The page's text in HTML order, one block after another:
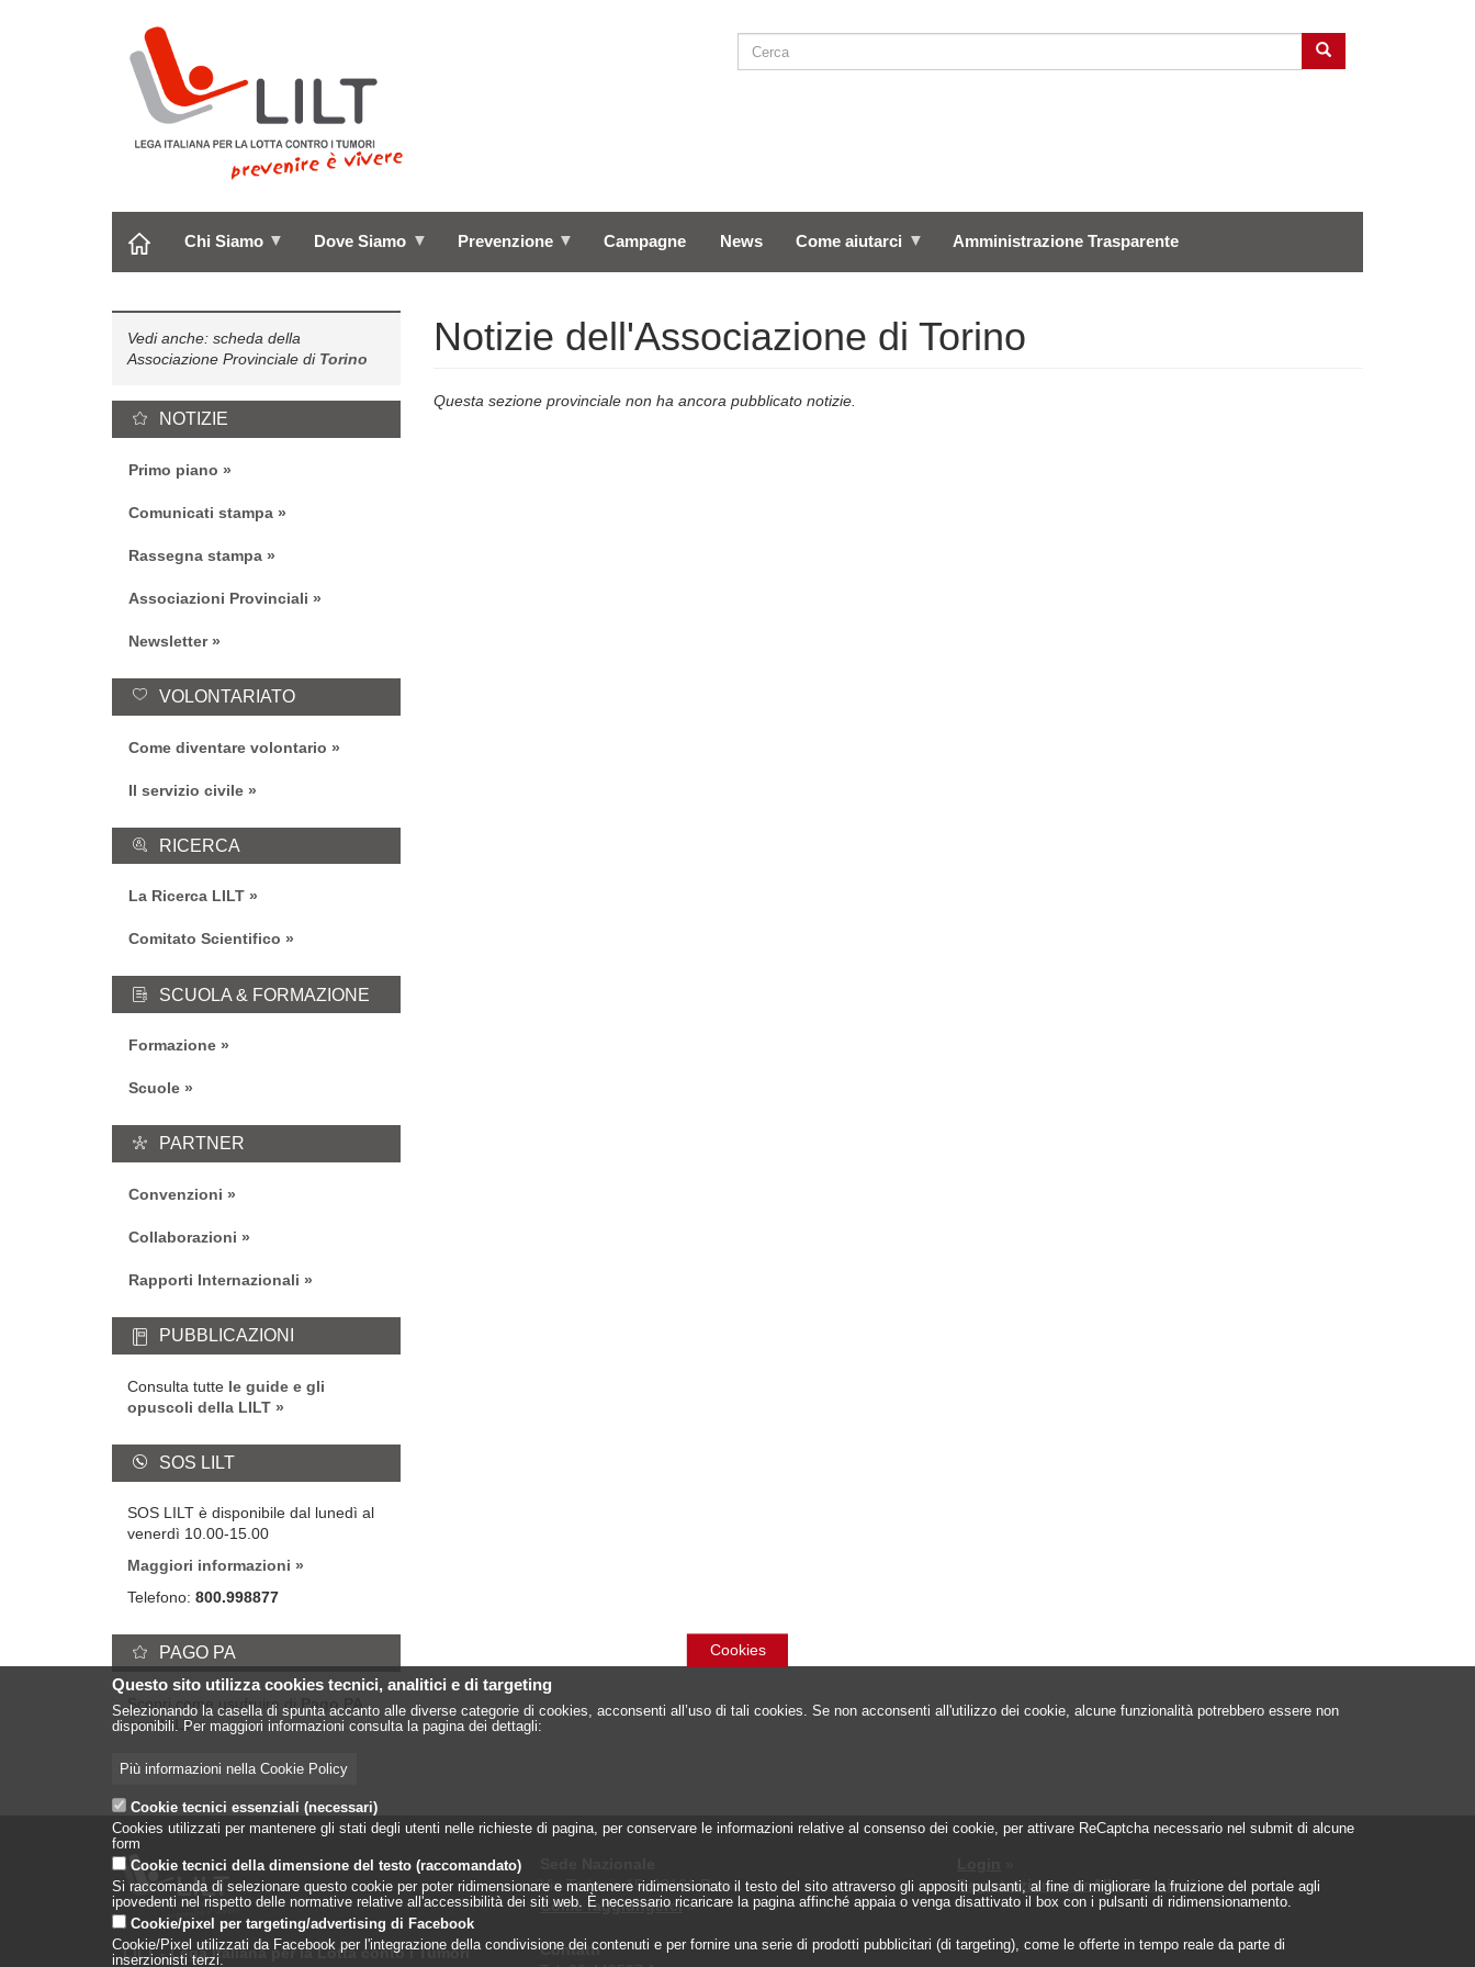
SEARCH Cerca
Chi Siamo Dove Siamo Prevenzione Campagne News Come aiutarci Amministrazione Trasparente
Vedi anche: scheda della
Associazione Provinciale di Torino
NOTIZIE
Primo piano
Comunicati stampa
Rassegna stampa
Associazioni Provinciali
Newsletter
VOLONTARIATO
Come diventare volontario
Il servizio civile
RICERCA
La Ricerca LILT
Comitato Scientifico
SCUOLA & FORMAZIONE
Formazione
Scuole
PARTNER
Convenzioni
Collaborazioni
Rapporti Internazionali
PUBBLICAZIONI
Consulta tutte le guide e gli
opuscoli della LILT
SOS LILT
SOS LILT è disponibile dal lunedì al
venerdì 10.00-15.00
Maggiori informazioni
Telefono: 800.998877
PAGO PA
Scopri come usufruire di
Pago PA
con LILT
Notizie dell'Associazione di Torino
Questa sezione provinciale non ha ancora pubblicato notizie.
LILT - Lega Italiana per la Lotta conto i Tumori
Via Torlonia 15, 00161 Roma
Come raggiungerci»
Contatti
Registrazione per Albo Fornitori»
Cookies
Questo sito utilizza cookies tecnici, analitici e di targeting
Selezionando la casella di spunta accanto alle diverse categorie di cookies, acconsenti all’uso di tali cookies. Se non acconsenti all'utilizzo dei cookie, alcune funzionalità potrebbero essere non
disponibili. Per maggiori informazioni consulta la pagina dei dettagli:
Più informazioni nella Cookie Policy
Cookie tecnici essenziali (necessari)
Cookies utilizzati per mantenere gli stati degli utenti nelle richieste di pagina, per conservare le informazioni relative al consenso dei cookie, per attivare ReCaptcha necessario nel submit di alcune
form
Cookie tecnici della dimensione del testo (raccomandato)
Si raccomanda di selezionare questo cookie per poter ridimensionare e mantenere ridimensionato il testo del sito attraverso gli appositi pulsanti, al fine di migliorare la fruizione del portale agli
ipovedenti nel rispetto delle normative relative all'accessibilità dei siti web. È necessario ricaricare la pagina affinché appaia o venga disattivato il box con i pulsanti di ridimensionamento.
Cookie/pixel per targeting/advertising di Facebook
Cookie/Pixel utilizzati da Facebook per l'integrazione della condivisione dei contenuti e per fornire una serie di prodotti pubblicitari (di targeting), come le offerte in tempo reale da parte di
inserzionisti terzi.